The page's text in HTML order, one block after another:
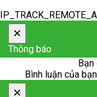
×
Thông báo
Bạn
Bình luận của
×